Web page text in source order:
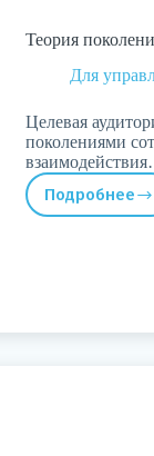
Теория
Для
Целевая
поколениями
Подробнее
Теория